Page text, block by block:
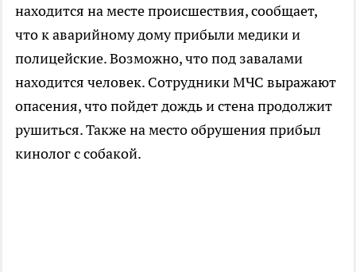
находится на месте происшествия, сообщает,
что к аварийному дому прибыли медики и
полицейские. Возможно, что под завалами
находится человек. Сотрудники МЧС выражают
опасения, что пойдет дождь и стена продолжит
рушиться. Также на место обрушения прибыл
кинолог с собакой.